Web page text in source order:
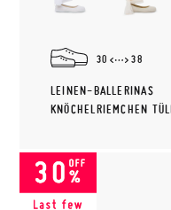
30 38
LEINEN-BALLERINAS
KNÖCHELRIEMCHEN